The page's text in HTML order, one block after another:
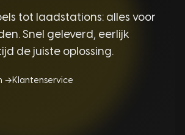
tot laadstations: alles voor
Snel geleverd, eerlijk
de juiste oplossing.
→Klantenservice